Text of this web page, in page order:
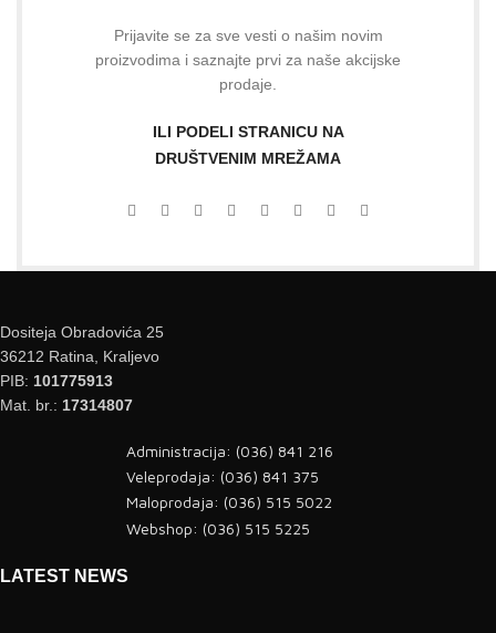
Prijavite se za sve vesti o našim novim
proizvodima i saznajte prvi za naše akcijske
prodaje.
ILI PODELI STRANICU NA
DRUŠTVENIM MREŽAMA
Dositeja Obradovića 25
36212 Ratina, Kraljevo
PIB: 101775913
Mat. br.: 17314807
Administracija: (036) 841 216
Veleprodaja: (036) 841 375
Maloprodaja: (036) 515 5022
Webshop: (036) 515 5225
LATEST NEWS